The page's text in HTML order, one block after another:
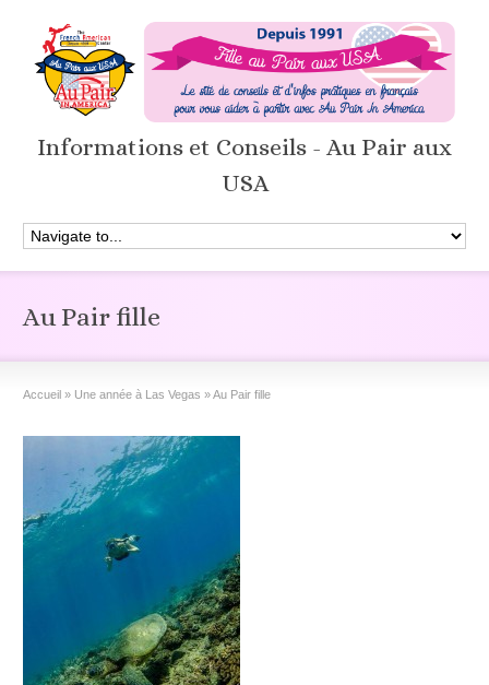
Informations et Conseils - Au Pair aux
USA
Au Pair fille
Accueil » Une année à Las Vegas »Au Pair fille